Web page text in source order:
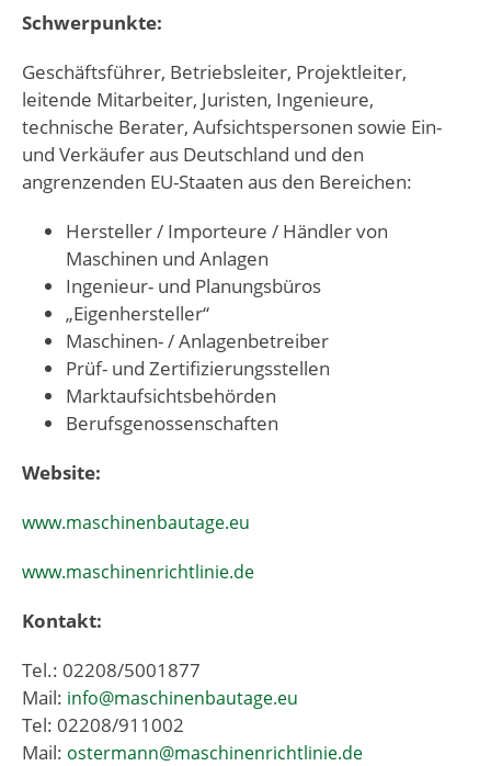
Schwerpunkte:
Geschäftsführer, Betriebsleiter, Projektleiter,
leitende Mitarbeiter, Juristen, Ingenieure,
technische Berater, Aufsichtspersonen sowie Ein-
und Verkäufer aus Deutschland und den
angrenzenden EU-Staaten aus den Bereichen:
Hersteller / Importeure / Händler von
Maschinen und Anlagen
Ingenieur- und Planungsbüros
„Eigenhersteller“
Maschinen- / Anlagenbetreiber
Prüf- und Zertifizierungsstellen
Marktaufsichtsbehörden
Berufsgenossenschaften
Website:
www.maschinenbautage.eu
www.maschinenrichtlinie.de
Kontakt:
Tel.: 02208/5001877
Mail: info@maschinenbautage.eu
Tel: 02208/911002
Mail: ostermann@maschinenrichtlinie.de